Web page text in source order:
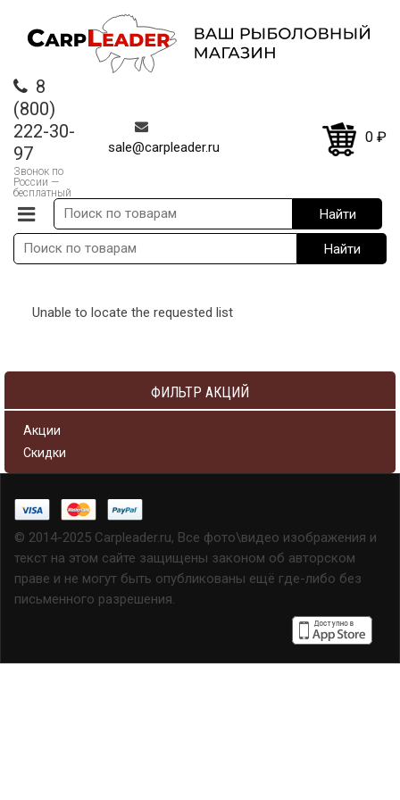
8
(800)
222-30-
97
Звонок по
России —
бесплатный
sale@carpleader.ru
0 ₽
Unable to locate the requested list
ФИЛЬТР АКЦИЙ
Акции
Скидки
© 2014-2025 Carpleader.ru, Все фото\видео изображения и
текст на этом сайте защищены законом об авторском
праве и не могут быть опубликованы ещё где-либо без
письменного разрешения.